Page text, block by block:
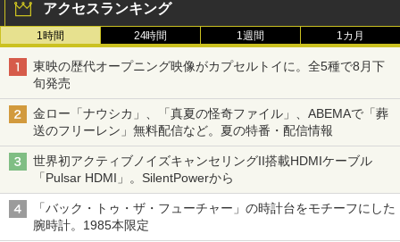
アクセスランキング
1時間 24時間 1週間 1カ月
東映の歴代オープニング映像がカプセルトイに。全5種で8月下
旬発売
金ロー「ナウシカ」、「真夏の怪奇ファイル」、ABEMAで「葬
送のフリーレン」無料配信など。夏の特番・配信情報
世界初アクティブノイズキャンセリングII搭載HDMIケーブル
「Pulsar HDMI」。SilentPowerから
「バック・トゥ・ザ・フューチャー」の時計台をモチーフにした
腕時計。1985本限定